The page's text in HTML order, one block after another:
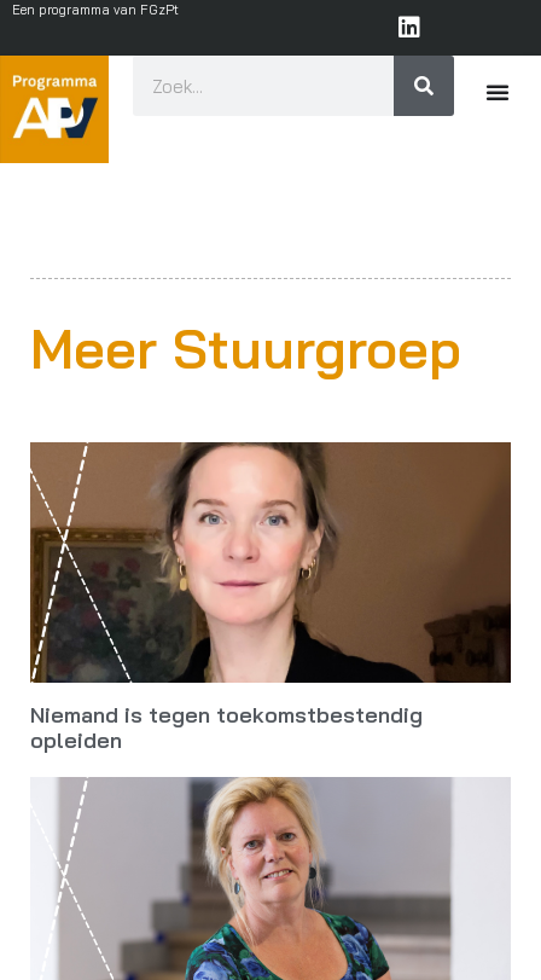
Een programma van FGzPt
Meer Stuurgroep
Niemand is tegen toekomstbestendig
opleiden